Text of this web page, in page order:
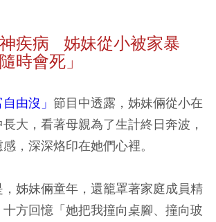
疾病 姊妹從小被家暴
時會死」
由沒」 節目中透露，姊妹倆從小在
大，看著母親為了生計終日奔波，
，深深烙印在她們心裡。
姊妹倆童年，還籠罩著家庭成員精
方回憶「她把我撞向桌腳、撞向玻